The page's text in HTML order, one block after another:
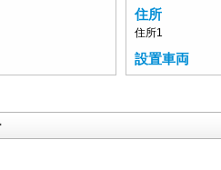
住所
住所1
設置車両